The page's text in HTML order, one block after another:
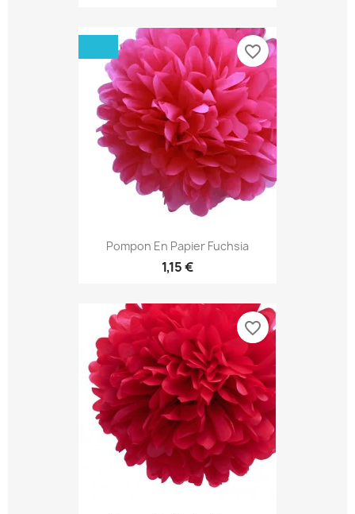
Pompon En Papier Fuchsia
1,15 €
favorite_border
favorite_border